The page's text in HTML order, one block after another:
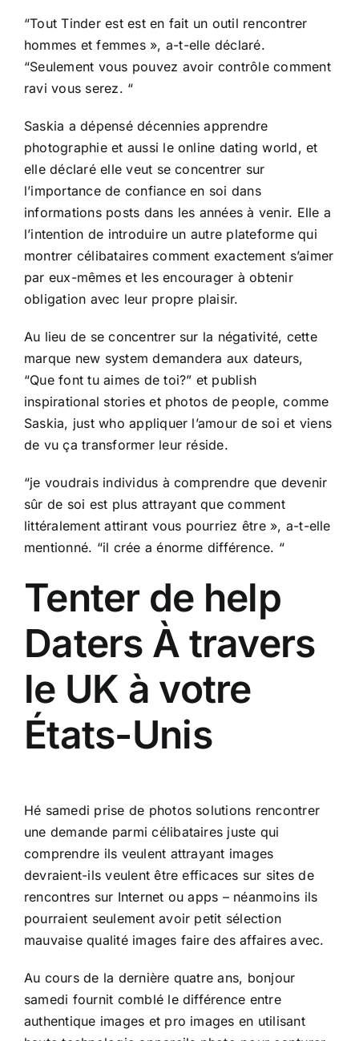
“Tout Tinder est est en fait un outil rencontrer
hommes et femmes », a-t-elle déclaré.
“Seulement vous pouvez avoir contrôle comment
ravi vous serez. “
Saskia a dépensé décennies apprendre
photographie et aussi le online dating world, et
elle déclaré elle veut se concentrer sur
l’importance de confiance en soi dans
informations posts dans les années à venir. Elle a
l’intention de introduire un autre plateforme qui
montrer célibataires comment exactement s’aimer
par eux-mêmes et les encourager à obtenir
obligation avec leur propre plaisir.
Au lieu de se concentrer sur la négativité, cette
marque new system demandera aux dateurs,
“Que font tu aimes de toi?” et publish
inspirational stories et photos de people, comme
Saskia, just who appliquer l’amour de soi et viens
de vu ça transformer leur réside.
“je voudrais individus à comprendre que devenir
sûr de soi est plus attrayant que comment
littéralement attirant vous pourriez être », a-t-elle
mentionné. “il crée a énorme différence. “
Tenter de help
Daters À travers
le UK à votre
États-Unis
Hé samedi prise de photos solutions rencontrer
une demande parmi célibataires juste qui
comprendre ils veulent attrayant images
devraient-ils veulent être efficaces sur sites de
rencontres sur Internet ou apps – néanmoins ils
pourraient seulement avoir petit sélection
mauvaise qualité images faire des affaires avec.
Au cours de la dernière quatre ans, bonjour
samedi fournit comblé le différence entre
authentique images et pro images en utilisant